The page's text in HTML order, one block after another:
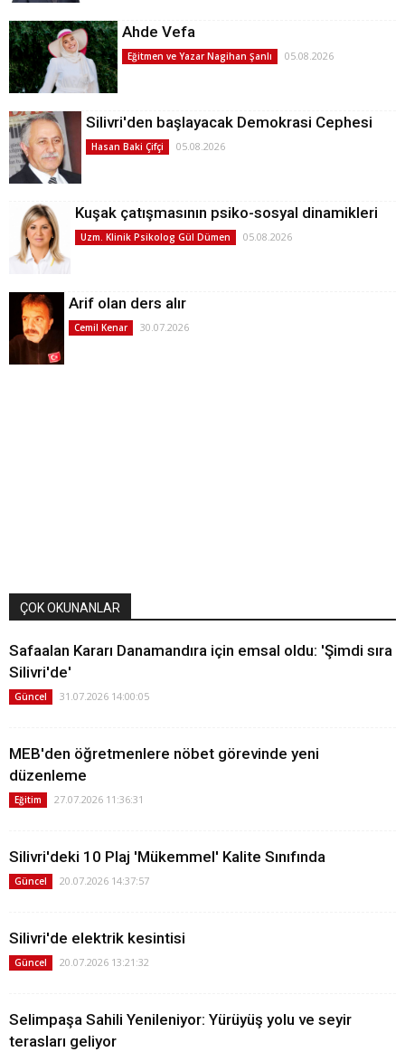
Ahde Vefa
Eğitmen ve Yazar Nagihan Şanlı 05.08.2026
Silivri'den başlayacak Demokrasi Cephesi
Hasan Baki Çifçi 05.08.2026
Kuşak çatışmasının psiko-sosyal dinamikleri
Uzm. Klinik Psikolog Gül Dümen 05.08.2026
Arif olan ders alır
Cemil Kenar 30.07.2026
ÇOK OKUNANLAR
Safaalan Kararı Danamandıra için emsal oldu: 'Şimdi sıra
Silivri'de'
Güncel 31.07.2026 14:00:05
MEB'den öğretmenlere nöbet görevinde yeni
düzenleme
Eğitim 27.07.2026 11:36:31
Silivri'deki 10 Plaj 'Mükemmel' Kalite Sınıfında
Güncel 20.07.2026 14:37:57
Silivri'de elektrik kesintisi
Güncel 20.07.2026 13:21:32
Selimpaşa Sahili Yenileniyor: Yürüyüş yolu ve seyir
terasları geliyor